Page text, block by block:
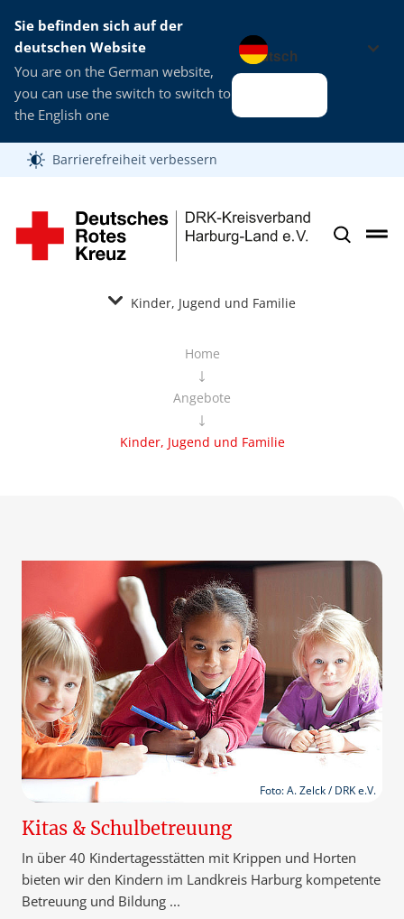
Sie befinden sich auf der
deutschen Website
You are on the German website,
you can use the switch to switch to
the English one
Sprache wechseln zu
Barrierefreiheit verbessern
Kinder, Jugend und Familie
Home
Angebote
Kinder, Jugend und Familie
Foto: A. Zelck / DRK e.V.
Kitas & Schulbetreuung
In über 40 Kindertagesstätten mit Krippen und Horten
bieten wir den Kindern im Landkreis Harburg kompetente
Betreuung und Bildung ...